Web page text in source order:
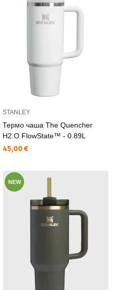
STANLEY
Термо чаша The Quencher
H2.O FlowState™ - 0.89L
Текуща цена:
45,00 €
NEW